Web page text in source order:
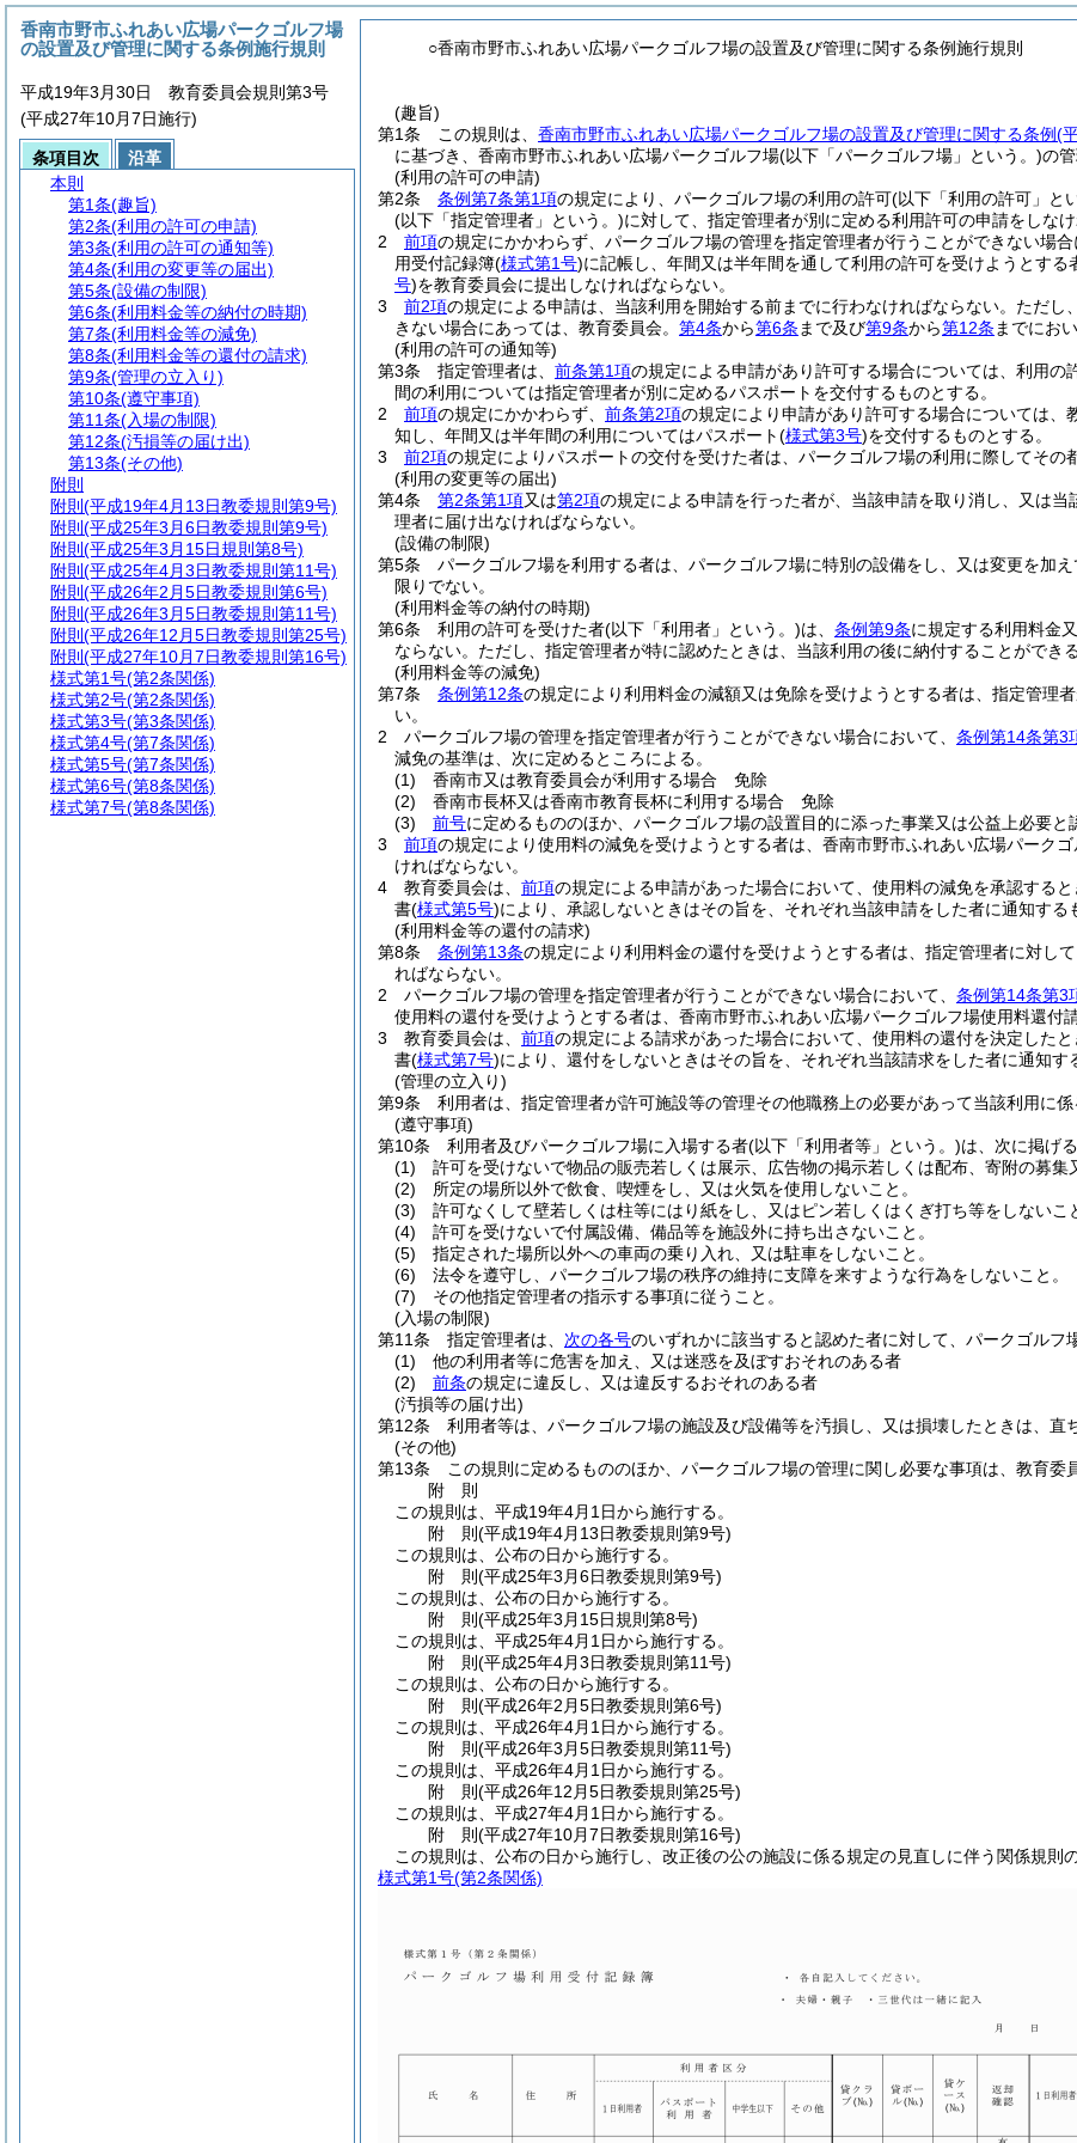
○香南市野市ふれあい広場パークゴルフ場の設置及び管理に関する条例施行規則
(趣旨)
第1条
この規則は、 香南市野市ふれあい広場パークゴルフ場の設置及び管理に関する条例(
に基づき、香南市野市ふれあい広場パークゴルフ場(以下「パークゴルフ場」という。)の
(利用の許可の申請)
第2条
条例第7条第1項の規定により、パークゴルフ場の利用の許可(以下「利用の許可」と
(以下「指定管理者」という。)に対して、指定管理者が別に定める利用許可の申請をしなけ
2
前項の規定にかかわらず、パークゴルフ場の管理を指定管理者が行うことができない場
用受付記録簿(様式第1号)に記帳し、年間又は半年間を通して利用の許可を受けようとす
号)を教育委員会に提出しなければならない。
3
前2項の規定による申請は、当該利用を開始する前までに行わなければならない。 ただし
きない場合にあっては、教育委員会。 第4条から第6条 まで及び第9条から第12条 までにお
(利用の許可の通知等)
第3条
指定管理者は、 前条第1項の規定による申請があり許可する場合については、利用
間の利用については指定管理者が別に定めるパスポートを交付するものとする。
2
前項の規定にかかわらず、 前条第2項の規定により申請があり許可する場合については
知し、年間又は半年間の利用についてはパスポート(様式第3号)を交付するものとする。
3
前2項の規定によりパスポートの交付を受けた者は、パークゴルフ場の利用に際してその
(利用の変更等の届出)
第4条
第2条第1項又は第2項の規定による申請を行った者が、当該申請を取り消し、又は
理者に届け出なければならない。
(設備の制限)
第5条
パークゴルフ場を利用する者は、パークゴルフ場に特別の設備をし、又は変更を加え
限りでない。
(利用料金等の納付の時期)
第6条
利用の許可を受けた者(以下「利用者」という。)は、 条例第9条に規定する利用料金
ならない。 ただし、指定管理者が特に認めたときは、当該利用の後に納付することができる
(利用料金等の減免)
第7条
条例第12条の規定により利用料金の減額又は免除を受けようとする者は、指定管理
い。
2
パークゴルフ場の管理を指定管理者が行うことができない場合において、 条例第14条第3
減免の基準は、次に定めるところによる。
(1)
香南市又は教育委員会が利用する場合 免除
(2)
香南市長杯又は香南市教育長杯に利用する場合 免除
(3)
前号に定めるもののほか、パークゴルフ場の設置目的に添った事業又は公益上必要
3
前項の規定により使用料の減免を受けようとする者は、香南市野市ふれあい広場パーク
ければならない。
4
教育委員会は、 前項の規定による申請があった場合において、使用料の減免を承認する
書(様式第5号)により、承認しないときはその旨を、それぞれ当該申請をした者に通知する
(利用料金等の還付の請求)
第8条
条例第13条の規定により利用料金の還付を受けようとする者は、指定管理者に対し
ればならない。
2
パークゴルフ場の管理を指定管理者が行うことができない場合において、 条例第14条第3
使用料の還付を受けようとする者は、香南市野市ふれあい広場パークゴルフ場使用料還付
3
教育委員会は、 前項の規定による請求があった場合において、使用料の還付を決定した
書(様式第7号)により、還付をしないときはその旨を、それぞれ当該請求をした者に通知す
(管理の立入り)
第9条
利用者は、指定管理者が許可施設等の管理その他職務上の必要があって当該利用に
(遵守事項)
第10条
利用者及びパークゴルフ場に入場する者(以下「利用者等」という。)は、次に掲げ
(1)
許可を受けないで物品の販売若しくは展示、広告物の掲示若しくは配布、寄附の募集
(2)
所定の場所以外で飲食、喫煙をし、又は火気を使用しないこと。
(3)
許可なくして壁若しくは柱等にはり紙をし、又はピン若しくはくぎ打ち等をしないこ
(4)
許可を受けないで付属設備、備品等を施設外に持ち出さないこと。
(5)
指定された場所以外への車両の乗り入れ、又は駐車をしないこと。
(6)
法令を遵守し、パークゴルフ場の秩序の維持に支障を来すような行為をしないこと。
(7)
その他指定管理者の指示する事項に従うこと。
(入場の制限)
第11条
指定管理者は、 次の各号のいずれかに該当すると認めた者に対して、パークゴルフ
(1)
他の利用者等に危害を加え、又は迷惑を及ぼすおそれのある者
(2)
前条の規定に違反し、又は違反するおそれのある者
(汚損等の届け出)
第12条
利用者等は、パークゴルフ場の施設及び設備等を汚損し、又は損壊したときは、直
(その他)
第13条
この規則に定めるもののほか、パークゴルフ場の管理に関し必要な事項は、教育委
附 則
この規則は、平成19年4月1日から施行する。
附 則(平成19年4月13日教委規則第9号)
この規則は、公布の日から施行する。
附 則(平成25年3月6日教委規則第9号)
この規則は、公布の日から施行する。
附 則(平成25年3月15日規則第8号)
この規則は、平成25年4月1日から施行する。
附 則(平成25年4月3日教委規則第11号)
この規則は、公布の日から施行する。
附 則(平成26年2月5日教委規則第6号)
この規則は、平成26年4月1日から施行する。
附 則(平成26年3月5日教委規則第11号)
この規則は、平成26年4月1日から施行する。
附 則(平成26年12月5日教委規則第25号)
この規則は、平成27年4月1日から施行する。
附 則(平成27年10月7日教委規則第16号)
この規則は、公布の日から施行し、改正後の公の施設に係る規定の見直しに伴う関係規則
様式第1号(第2条関係)
香南市野市ふれあい広場パークゴルフ場
の設置及び管理に関する条例施行規則
平成19年3月30日 教育委員会規則第3号
(平成27年10月7日施行)
条項目次
沿革
本則
第1条(趣旨)
第2条(利用の許可の申請)
第3条(利用の許可の通知等)
第4条(利用の変更等の届出)
第5条(設備の制限)
第6条(利用料金等の納付の時期)
第7条(利用料金等の減免)
第8条(利用料金等の還付の請求)
第9条(管理の立入り)
第10条(遵守事項)
第11条(入場の制限)
第12条(汚損等の届け出)
第13条(その他)
附則
附則 (平成19年4月13日教委規則第9号)
附則 (平成25年3月6日教委規則第9号)
附則 (平成25年3月15日規則第8号)
附則 (平成25年4月3日教委規則第11号)
附則 (平成26年2月5日教委規則第6号)
附則 (平成26年3月5日教委規則第11号)
附則 (平成26年12月5日教委規則第25号)
附則 (平成27年10月7日教委規則第16号)
様式第1号(第2条関係)
様式第2号(第2条関係)
様式第3号(第3条関係)
様式第4号(第7条関係)
様式第5号(第7条関係)
様式第6号(第8条関係)
様式第7号(第8条関係)